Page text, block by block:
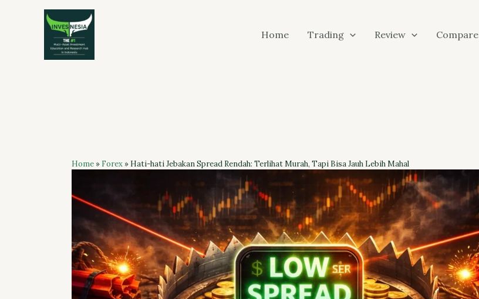
Home Trading Review Compare
Home» Forex» Hati-hati Jebakan Spread Rendah: Terlihat Murah, Tapi Bisa Jauh Lebih Mahal